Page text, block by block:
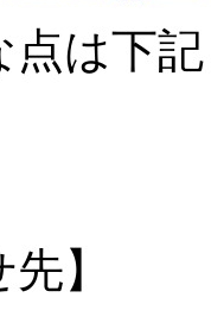
点は下
】